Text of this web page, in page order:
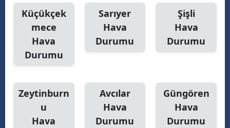
Küçükçek
mece
Hava
Durumu
Sarıyer
Hava
Durumu
Şişli
Hava
Durumu
Zeytinburn
u
Hava
Avcılar
Hava
Durumu
Güngören
Hava
Durumu